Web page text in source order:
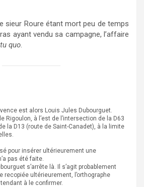
sieur Roure étant mort peu de temps
ayant vendu sa campagne, l’affaire
quo
est alors Louis Jules Dubourguet.
Rigoulon, à l’est de l’intersection de la D63
la D13 (route de Saint-Canadet), à la limite
pour insérer ultérieurement une
pas été faite.
s’arrête là. Il s’agit probablement
recopiée ultérieurement, l’orthographe
à le confirmer.